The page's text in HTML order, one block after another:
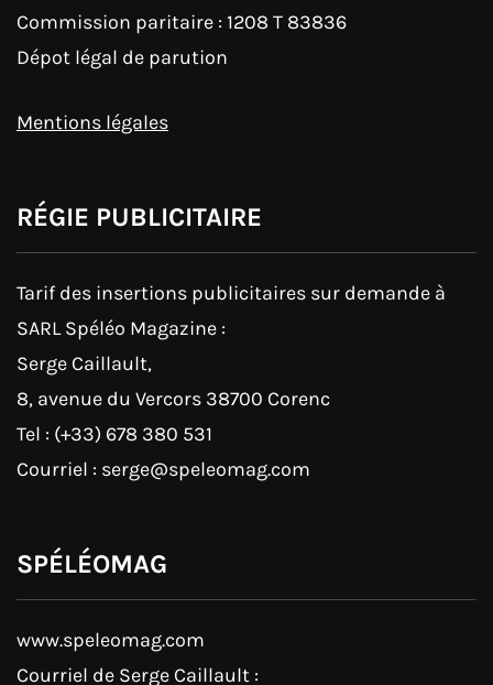
Commission paritaire : 1208 T 83836
Dépot légal de parution
Mentions légales
RÉGIE PUBLICITAIRE
Tarif des insertions publicitaires sur demande à
SARL Spéléo Magazine :
Serge Caillault,
8, avenue du Vercors 38700 Corenc
Tel : (+33) 678 380 531
Courriel : serge@speleomag.com
SPÉLÉOMAG
www.speleomag.com
Courriel de Serge Caillault :